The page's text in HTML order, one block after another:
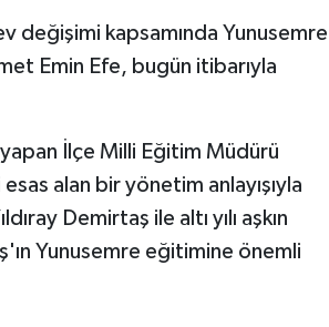
değişimi kapsamında Yunusemre
Emin Efe, bugün itibarıyla
yapan İlçe Milli Eğitim Müdürü
alan bir yönetim anlayışıyla
Demirtaş ile altı yılı aşkın
Yunusemre eğitimine önemli